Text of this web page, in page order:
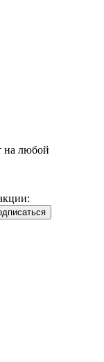
на любой